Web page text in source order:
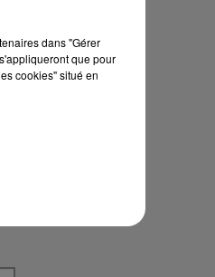
dans "Gérer
que pour
cookies" situé en